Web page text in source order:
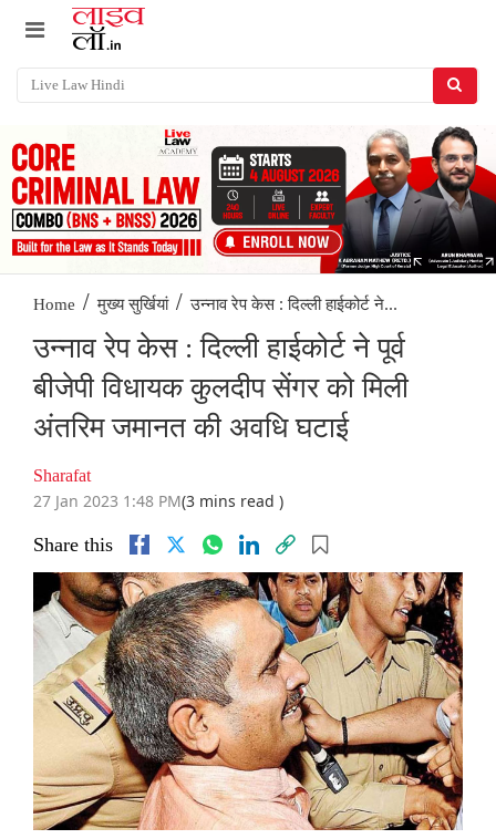
Home / मुख्य सुर्खियां / उन्नाव रेप केस : दिल्ली हाईकोर्ट ने...
उन्नाव रेप केस : दिल्ली हाईकोर्ट ने पूर्व
बीजेपी विधायक कुलदीप सेंगर को मिली
अंतरिम जमानत की अवधि घटाई
Sharafat
27 Jan 2023 1:48 PM(3 mins read )
Share this